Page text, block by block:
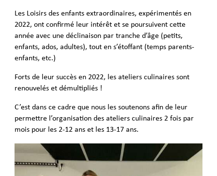
Les Loisirs des enfants extraordinaires, expérimentés en
2022, ont confirmé leur intérêt et se poursuivent cette
année avec une déclinaison par tranche d’âge (petits,
enfants, ados, adultes), tout en s’étoffant (temps parents-
enfants, etc.)
Forts de leur succès en 2022, les ateliers culinaires sont
renouvelés et démultipliés !
C’est dans ce cadre que nous les soutenons afin de leur
permettre l’organisation des ateliers culinaires 2 fois par
mois pour les 2-12 ans et les 13-17 ans.